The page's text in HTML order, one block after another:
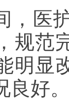
，医
规范
明显
良好